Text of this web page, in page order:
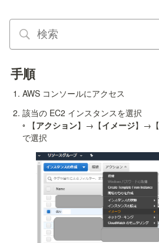
手順
AWS コンソールにアクセス
該当の EC2 インスタンスを選択
◦ 【アクション】→【イメージ】→【
で選択